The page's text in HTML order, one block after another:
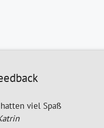
viel Spaß